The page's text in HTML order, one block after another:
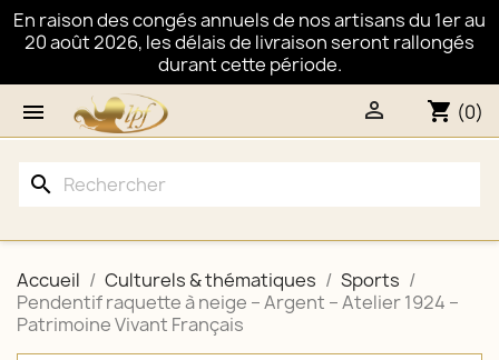
En raison des congés annuels de nos artisans du 1er au
20 août 2026, les délais de livraison seront rallongés
durant cette période.
 shopping_cart (0)

search
Accueil Culturels & thématiques
Sports
Pendentif raquette à neige – Argent – Atelier 1924 –
Patrimoine Vivant Français